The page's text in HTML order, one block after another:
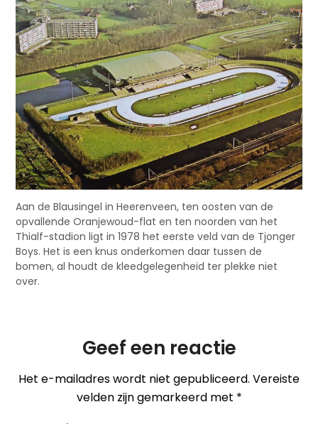
Aan de Blausingel in Heerenveen, ten oosten van de
opvallende Oranjewoud-flat en ten noorden van het
Thialf-stadion ligt in 1978 het eerste veld van de Tjonger
Boys. Het is een knus onderkomen daar tussen de
bomen, al houdt de kleedgelegenheid ter plekke niet
over.
Geef een reactie
Het e-mailadres wordt niet gepubliceerd. Vereiste
velden zijn gemarkeerd met *